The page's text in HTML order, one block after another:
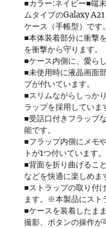
■カラー:ネイビー■端
ムタイプのGalaxy
ケース（手帳型）です。
■本体装着部分に衝撃
を衝撃から守ります。
■ケース内側に、愛ら
■未使用時に液晶画面
プが付いています。
■スリムながらしっか
ラップを採用していま
■受話口付きフラップ
能です。
■フラップ内側にメモ
トが1つ付いています。
■背面を折り曲げるこ
などを快適に楽しめま
■ストラップの取り付
ます。※本製品にスト
■ケースを装着したま
撮影、ボタンの操作が